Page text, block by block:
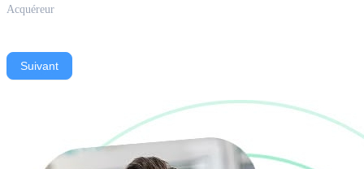
Acquéreur
Suivant